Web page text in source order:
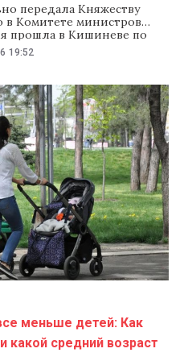
передала Княжеству
в Комитете министров
прошла в Кишиневе по
с участием более 50
иностранных дел.
Молдовы
и твердую
19:52
меньше детей: Как
какой средний возраст